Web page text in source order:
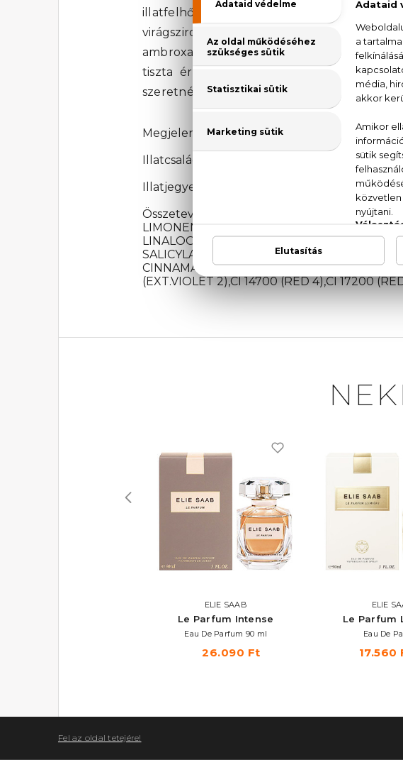
illatfelhője. A gazdag virágos fejjegyben
virágszirom vagy a legfinomabb csipke a
ambroxan ölelésébe burkolóznak, ezzel
tiszta érzelmek és az ünnepi pillanatok
szeretnéd.
Megjelenési év: 2023
Illatcsalád: Virágos-orientális
Illatjegyek: mandarin, neroli, narancsvirág,
Összetevők: ALCOHOL DENAT., AQUA
LIMONENE, ETHYLHEXYL SALICYLATE,
LINALOOL, HEXYL CINNAMAL,
SALICYLATE, CITRONELLOL,
CINNAMATE,
(EXT.VIOLET 2),CI 14700 (RED 4),CI 17200
ELIE SAAB
Le Parfum Intense
Eau De Parfum 90 ml
26.090 Ft
ELIE
Le Parfum
Eau De
17.560
Fel az oldal tetejére!